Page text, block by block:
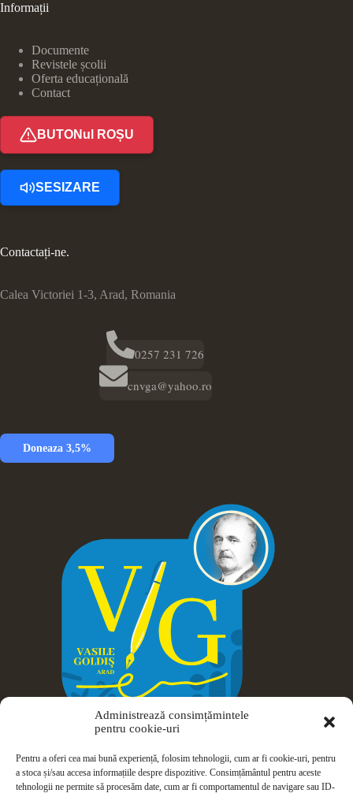
Administrează consimțămintele
pentru cookie-uri
Pentru a oferi cea mai bună experiență, folosim tehnologii, cum ar fi cookie-uri, pentru
a stoca și/sau accesa informațiile despre dispozitive. Consimțământul pentru aceste
tehnologii ne permite să procesăm date, cum ar fi comportamentul de navigare sau ID-
Informații
Documente
Revistele școlii
Oferta educațională
Contact
BUTONul ROȘU
SESIZARE
Contactați-ne.
Calea Victoriei 1-3, Arad, Romania
0257 231 726
cnvga@yahoo.ro
Doneaza 3,5%